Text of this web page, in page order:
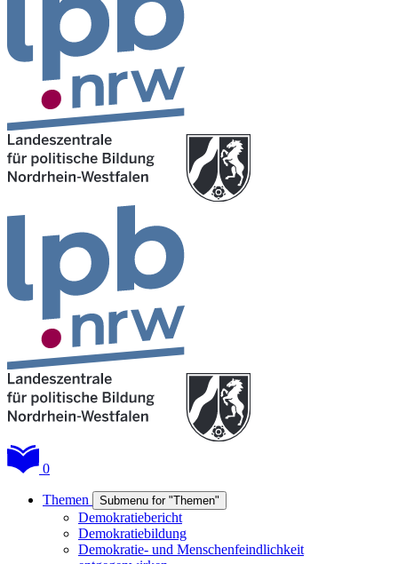
0
Themen Submenu for "Themen"
Demokratiebericht
Demokratiebildung
Demokratie- und Menschenfeindlichkeit